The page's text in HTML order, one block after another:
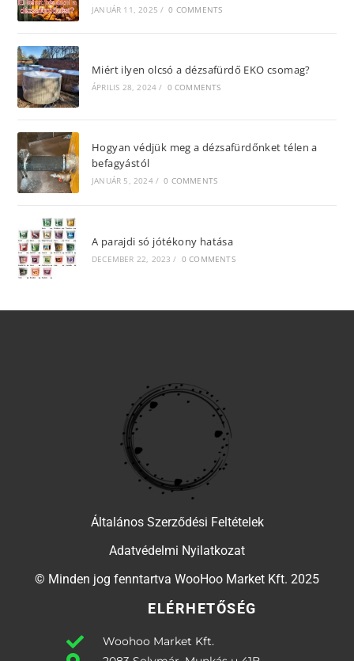
JANUÁR 11, 2025 / 0 COMMENTS
Miért ilyen olcsó a dézsafürdő EKO csomag?
ÁPRILIS 28, 2024 / 0 COMMENTS
Hogyan védjük meg a dézsafürdőnket télen a
befagyástól
JANUÁR 5, 2024 / 0 COMMENTS
A parajdi só jótékony hatása
DECEMBER 22, 2023 / 0 COMMENTS
Általános Szerződési Feltételek
Adatvédelmi Nyilatkozat
© Minden jog fenntartva WooHoo Market Kft. 2025
ELÉRHETŐSÉG
Woohoo Market Kft.